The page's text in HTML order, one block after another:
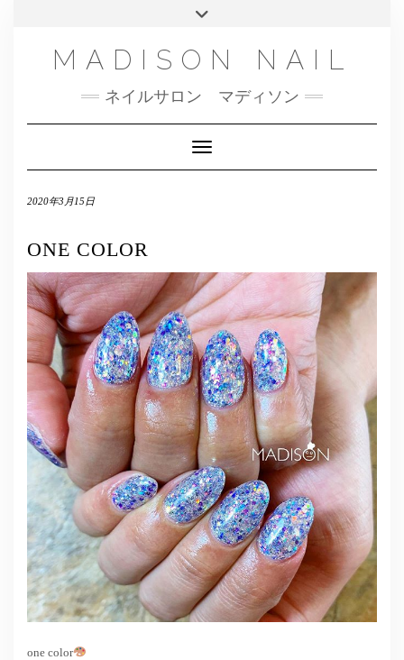
NAILBOOK(ご予約はこちら）
FACEBOOK
メール
MADISON NAIL
ネイルサロン マディソン
Toggle Navigation
2020年3月15日
ONE COLOR
one color